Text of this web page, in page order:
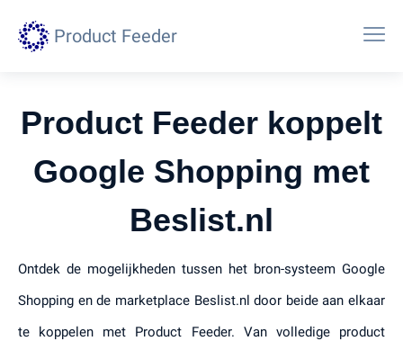
Product Feeder
Product Feeder koppelt
Google Shopping met
Beslist.nl
Ontdek de mogelijkheden tussen het bron-systeem Google
Shopping en de marketplace Beslist.nl door beide aan elkaar
te koppelen met Product Feeder. Van volledige product